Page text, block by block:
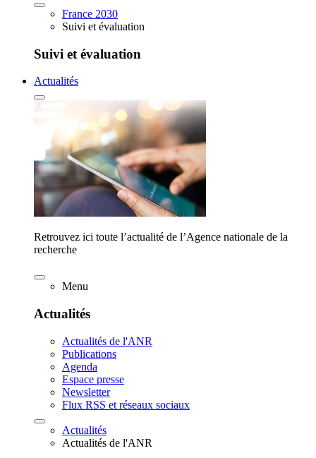
France 2030
Suivi et évaluation
Suivi et évaluation
Actualités
Retrouvez ici toute l’actualité de l’Agence nationale de la
recherche
Menu
Actualités
Actualités de l'ANR
Publications
Agenda
Espace presse
Newsletter
Flux RSS et réseaux sociaux
Actualités
Actualités de l'ANR